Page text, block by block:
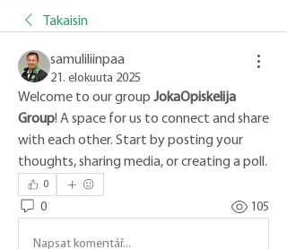
Takaisin
samuliliinpaa
21. elokuuta 2025
Welcome to our group JokaOpiskelija
Group! A space for us to connect and share
with each other. Start by posting your
thoughts, sharing media, or creating a poll.
0
0 105
Napsat komentář...